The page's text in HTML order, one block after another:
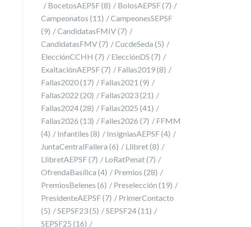
BocetosAEPSF(8) BolosAEPSF(7)
Campeonatos (11)
CampeonesSEPSF
(9)
CandidatasFMIV(7)
CandidatasFMV(7) CucdeSeda (5)
ElecciónCCHH (7) ElecciónDS (7)
ExaltaciónAEPSF(7) Fallas2019(8)
Fallas2020(17) Fallas2021 (9)
Fallas2022 (20) Fallas2023(21)
Fallas2024(28) Fallas2025 (41)
Fallas2026 (13) Falles2026 (7)
FFMM
(4)
Infantiles (8) InsígniasAEPSF(4)
JuntaCentralFallera (6) Llibret(8)
LlibretAEPSF(7) LoRatPenat(7)
OfrendaBasílica (4) Premios (28)
PremiosBelenes (6) Preselección (19)
PresidenteAEPSF(7)
PrimerContacto
(5)
SEPSF23(5) SEPSF24(11)
SEPSF25 (16)